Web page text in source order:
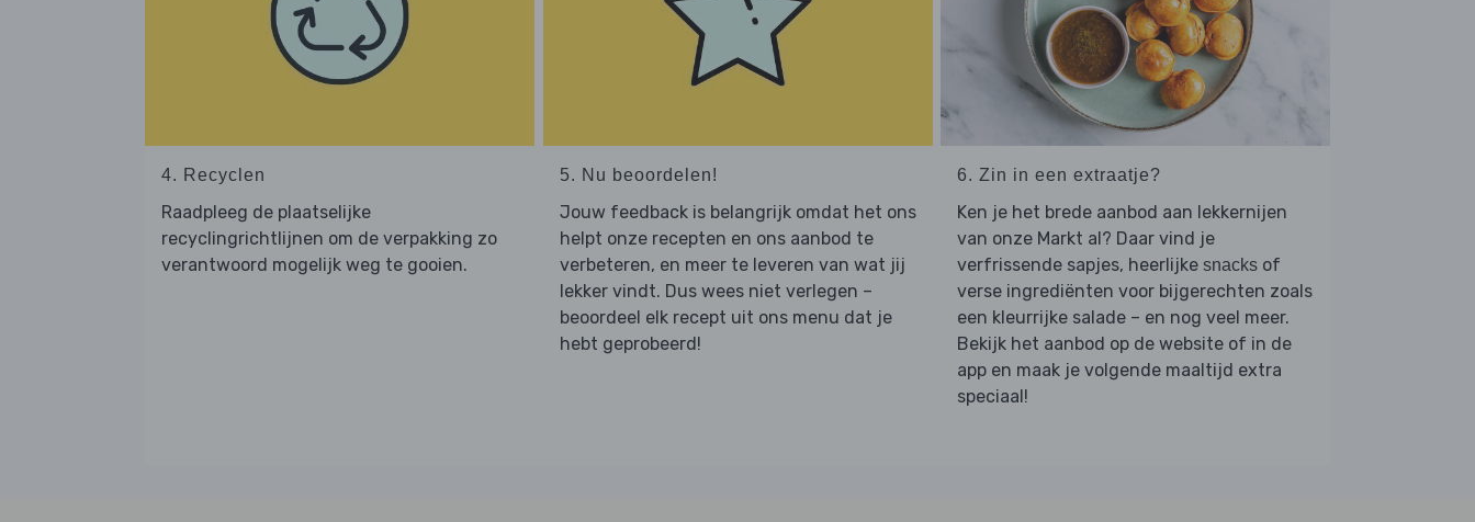
4. Recyclen
Raadpleeg de plaatselijke
recyclingrichtlijnen om de verpakking zo
verantwoord mogelijk weg te gooien.
5. Nu beoordelen!
Jouw feedback is belangrijk omdat het ons
helpt onze recepten en ons aanbod te
verbeteren, en meer te leveren van wat jij
lekker vindt. Dus wees niet verlegen –
beoordeel elk recept uit ons menu dat je
hebt geprobeerd!
6. Zin in een extraatje?
Ken je het brede aanbod aan lekkernijen
van onze Markt al? Daar vind je
verfrissende sapjes, heerlijke snacks of
verse ingrediënten voor bijgerechten zoals
een kleurrijke salade – en nog veel meer.
Bekijk het aanbod op de website of in de
app en maak je volgende maaltijd extra
speciaal!